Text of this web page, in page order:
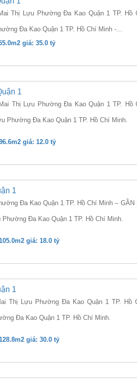
Thị Lựu Phường Đa Kao Quận 1 TP. Hồ
Đa Kao Quận 1 TP. Hồ Chí Minh -...
giá: 35.0 tỷ
1
Thị Lựu Phường Đa Kao Quận 1 TP. Hồ
Phường Đa Kao Quận 1 TP. Hồ Chí Minh.
giá: 12.0 tỷ
1
Đa Kao Quận 1 TP. Hồ Chí Minh – GẦN
Đa Kao Quận 1 TP. Hồ Chí Minh.
giá: 18.0 tỷ
1
Thị Lựu Phường Đa Kao Quận 1 TP. Hồ
Đa Kao Quận 1 TP. Hồ Chí Minh.
giá: 30.0 tỷ